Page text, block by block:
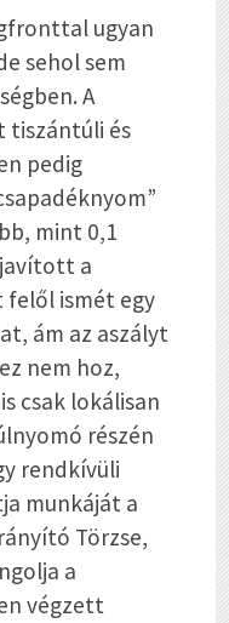
ugyan
sehol sem
A
tiszántúli és
pedig
mint 0,1
a
felől ismét egy
ám az aszályt
nem hoz,
csak lokálisan
részén
rendkívüli
munkáját a
Törzse,
a
végzett